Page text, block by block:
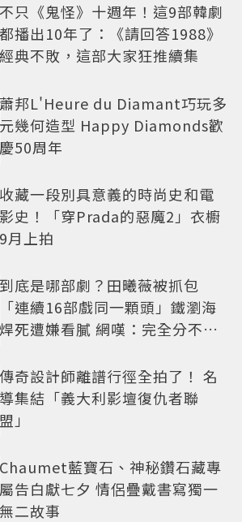
不只《鬼怪》十週年！這9部韓劇
都播出10年了：《請回答1988》
經典不敗，這部大家狂推續集
蕭邦L'Heure du Diamant巧玩多
元幾何造型 Happy Diamonds歡
慶50周年
收藏一段別具意義的時尚史和電
影史！「穿Prada的惡魔2」衣櫥
9月上拍
到底是哪部劇？田曦薇被抓包
「連續16部戲同一顆頭」鐵瀏海
焊死遭嫌看膩 網嘆：完全分不出
傳奇設計師離譜行徑全拍了！ 名
導集結「義大利影壇復仇者聯
盟」
Chaumet藍寶石、神秘鑽石藏專
屬告白獻七夕 情侶疊戴書寫獨一
無二故事